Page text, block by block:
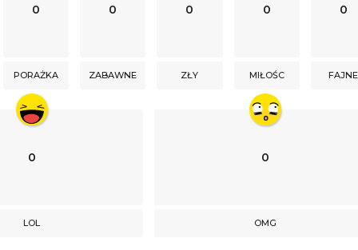
0
PORAŻKA
0
ZABAWNE
0
ZŁY
0
MIŁOŚC
0
FAJNE
0
LOL
0
OMG